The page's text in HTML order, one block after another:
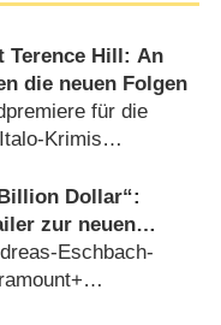
Terence Hill: An
die neuen Folgen
für die
Krimis
Dollar“:
zur neuen
„Dark“-
Eschbach-